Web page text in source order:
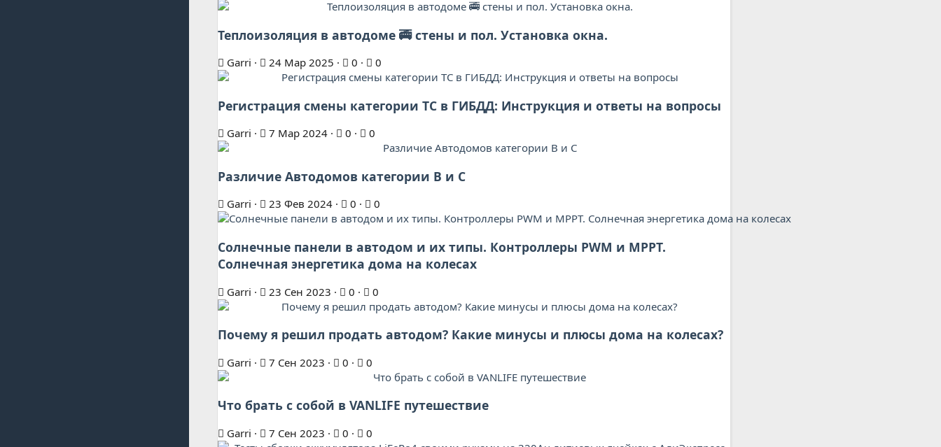
Теплоизоляция в автодоме 🚎 стены и пол. Установка окна.
Garri 24 Мар 2025 0 0
Регистрация смены категории ТС в ГИБДД: Инструкция и ответы на вопросы
Garri 7 Мар 2024 0 0
Различие Автодомов категории B и C
Garri 23 Фев 2024 0 0
Солнечные панели в автодом и их типы. Контроллеры PWM и MPPT.
Солнечная энергетика дома на колесах
Garri 23 Сен 2023 0 0
Почему я решил продать автодом? Какие минусы и плюсы дома на колесах?
Garri 7 Сен 2023 0 0
Что брать с собой в VANLIFE путешествие
Garri 7 Сен 2023 0 0